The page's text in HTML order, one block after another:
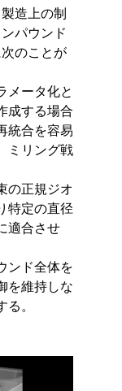
造上の制
パウンド
のことが
メータ化と
成する場合
統合を容易
ミリング戦
の正規ジオ
特定の直径
適合させ
ンド全体を
を維持しな
る。